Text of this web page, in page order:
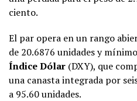
ciento.
El par opera en un rango
de 20.6876 unidades y
Índice Dólar (DXY), que
una canasta integrada por
a 95.60 unidades.